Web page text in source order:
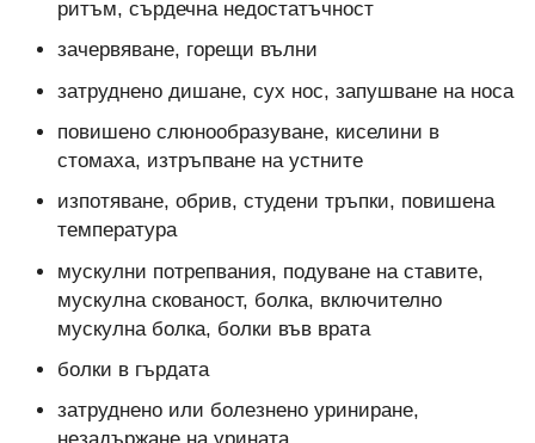
ритъм, сърдечна недостатъчност
зачервяване, горещи вълни
затруднено дишане, сух нос, запушване на носа
повишено слюнообразуване, киселини в
стомаха, изтръпване на устните
изпотяване, обрив, студени тръпки, повишена
температура
мускулни потрепвания, подуване на ставите,
мускулна скованост, болка, включително
мускулна болка, болки във врата
болки в гърдата
затруднено или болезнено уриниране,